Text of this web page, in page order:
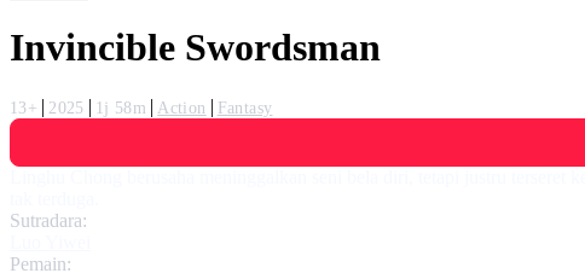
Invincible Swordsman
13+ 2025 1j 58m Action
Fantasy
Sutradara:
Pemain: